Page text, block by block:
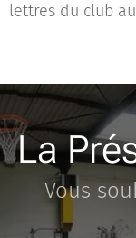
lettres du club
La
Vous